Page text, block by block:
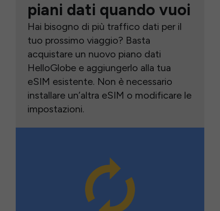
piani dati quando vuoi
Hai bisogno di più traffico dati per il
tuo prossimo viaggio? Basta
acquistare un nuovo piano dati
HelloGlobe e aggiungerlo alla tua
eSIM esistente. Non è necessario
installare un’altra eSIM o modificare le
impostazioni.